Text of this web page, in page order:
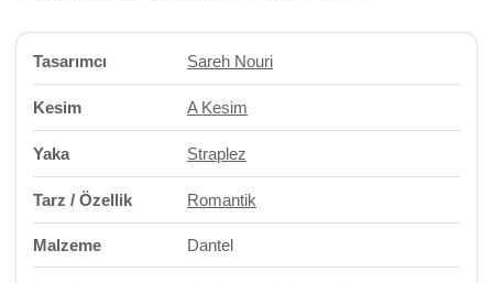
Tasarımcı Sareh Nouri
Kesim A Kesim
Yaka Straplez
Tarz / Özellik Romantik
Malzeme Dantel